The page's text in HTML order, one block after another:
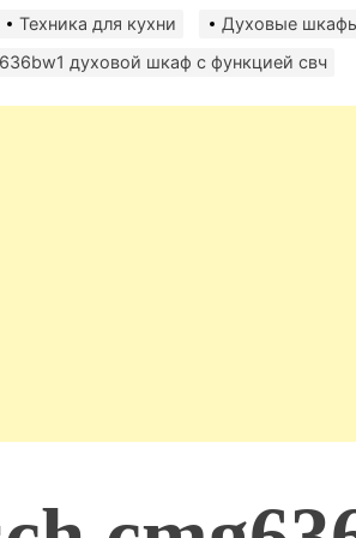
Техника для кухни
Духовые
духовой шкаф с функцией свч